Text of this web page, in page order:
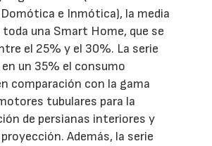
Domótica e Inmótica), la media
toda una Smart Home, que se
el 25% y el 30%. La serie
un 35% el consumo
comparación con la gama
tubulares para la
de persianas interiores y
Además, la serie